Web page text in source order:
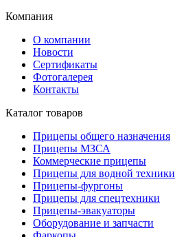
Компания
О компании
Новости
Сертификаты
Фотогалерея
Контакты
Каталог товаров
Прицепы общего назначения
Прицепы МЗСА
Коммерческие прицепы
Прицепы для водной техники
Прицепы-фургоны
Прицепы для спецтехники
Прицепы-эвакуаторы
Оборудование и запчасти